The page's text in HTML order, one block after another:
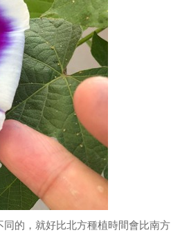
的，就好比北方種植時間會比南方